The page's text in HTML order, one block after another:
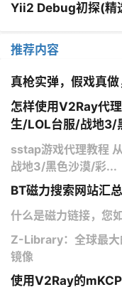
Yii2 Debug初探(精
推荐内容
真枪实弹，假戏真做
怎样使用V2Ray代
生/LOL台服/战地3/
sstap游戏代理教程
战地3/黑色沙漠/彩...
BT磁力搜索网站汇
什么是磁力链接，您
Z-Library：全球最大
镜像
使用V2Ray的